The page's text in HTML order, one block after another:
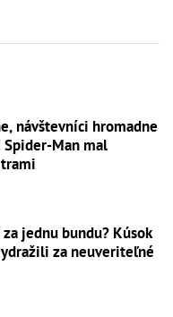
návštevníci hromadne
Man mal
jednu bundu? Kúsok
za neuveriteľné